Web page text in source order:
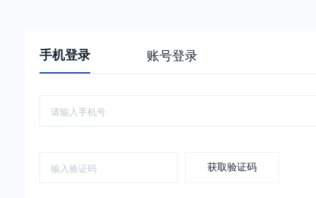
手机登录 账号登录
获取验证码